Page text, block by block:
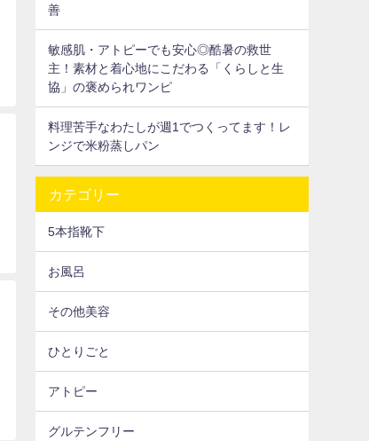
善
敏感肌・アトピーでも安心◎酷暑の救世
主！素材と着心地にこだわる「くらしと生
協」の褒められワンピ
料理苦手なわたしが週1でつくってます！レ
ンジで米粉蒸しパン
カテゴリー
5本指靴下
お風呂
その他美容
ひとりごと
アトピー
グルテンフリー